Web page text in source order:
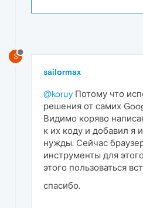
S
sailormax
@koruyПотому что
решения от самих
Видимо коряво
к их коду и добавил я
нужды. Сейчас
инструменты для
этого пользоваться
спасибо.